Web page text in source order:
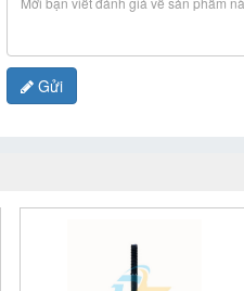
Gửi